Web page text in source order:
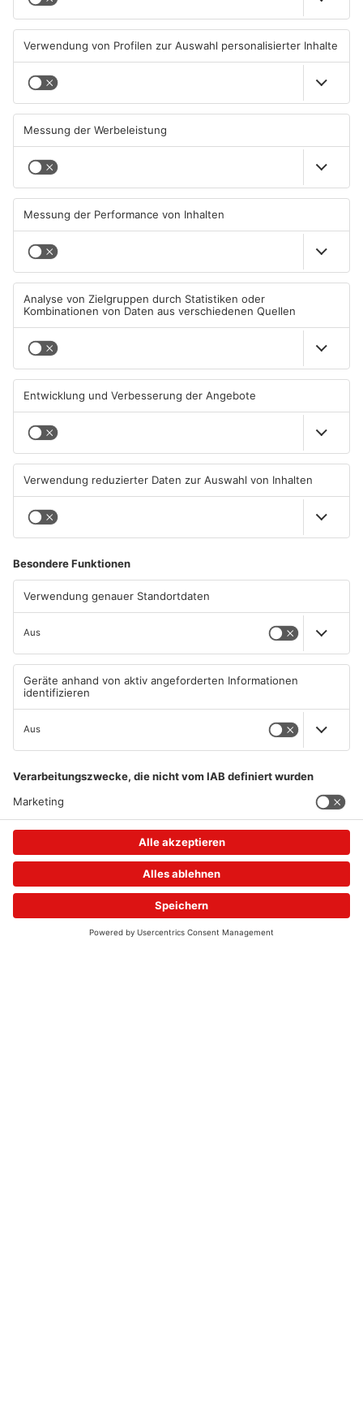
Kahlgrund-Gemeinden
wollen künftig enger
zusammenarbeiten
07.08.2026, 16:15 UHR IN KREIS
ASCHAFFENBURG
Kein Abschlussfeuerwerk
wegen Trockenheit
07.08.2026, 08:15 UHR IN KREIS
ASCHAFFENBURG
Neue Baugrundstücke für
junge Familien in
ASCHAFFENBURG
Tante Enso übernimmt
einzigen Supermarkt in
ASCHAFFENBURG